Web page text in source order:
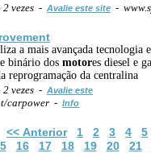
vezes - Avalie este site -
a mais avançada tecnologia
binário dos motores diesel e
reprogramação da centralina
vezes - Avalie este
carpower - Info
<< Anterior 1 2 3 4 5
16 17 18 19 20 21